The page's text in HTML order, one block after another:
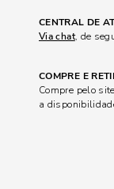
CENTRAL DE
Via chat, de
COMPRE E
Compre pelo
a